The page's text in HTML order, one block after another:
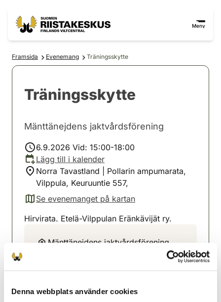
Denna webbplats använder cookies
Meny
Framsida Evenemang Träningsskytte
Träningsskytte
Mänttänejdens jaktvårdsförening
6.9.2026 Vid: 15:00-18:00
Lägg till i kalender
Norra Tavastland | Pollarin ampumarata,
Vilppula, Keuruuntie 557,
Se evenemanget på kartan
(avautuu uuteen välilehteen)
Hirvirata. Etelä-Vilppulan Eränkävijät ry.
Mänttänejdens jaktvårdsförening